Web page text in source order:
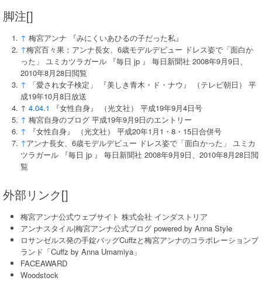
脚注[]
↑ 梅宮アンナ 『みにくいあひるの子だった私』
↑梅宮百々果：アンナ長女、6歳モデルデビュー ドレス姿で「面白か
った」 ユミカツラガール 『毎日 jp 』 毎日新聞社 2008年9月9日、
2010年8月28日閲覧
↑
「愛され女子検定」 『美しき青木・ド・ナウ』 （テレビ朝日） 平
成19年10月8日放送
↑ 4.04.1
『女性自身』 （光文社） 平成19年9月4日号
↑ 梅宮自身のブログ 平成19年9月9日のエントリー
↑
『女性自身』 （光文社） 平成20年1月1・8・15日合併号
↑アンナ長女、6歳モデルデビュー ドレス姿で「面白かった」 ユミカ
ツラガール 『毎日 jp 』 毎日新聞社 2008年9月9日、2010年8月28日閲
覧
外部リンク[]
梅宮アンナ公式ウェブサイト 株式会社 インダストリア
アンナスタイル|梅宮アンナ公式ブログ powered by Anna Style
ロサンゼルス発の手錠バッグCuffzと梅宮アンナのコラボレーションブ
ランド「Cuffz by Anna Umamiya」
FACEAWARD
Woodstock